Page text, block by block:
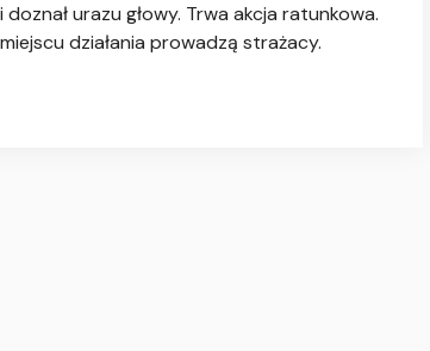
urazu głowy. Trwa akcja ratunkowa.
działania prowadzą strażacy.